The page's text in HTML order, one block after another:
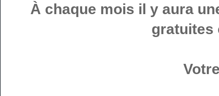
À chaque mois il y aura
gratuites